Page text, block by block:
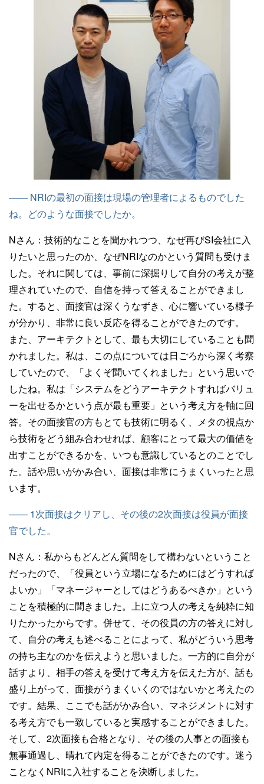
—— NRIの最初の面接は現場の管理者によるものでした
ね。どのような面接でしたか。
Nさん： 技術的なことを聞かれつつ、なぜ再びSI会社に入
りたいと思ったのか、なぜNRIなのかという質問も受けま
した。それに関しては、事前に深掘りして自分の考えが整
理されていたので、自信を持って答えることができまし
た。すると、面接官は深くうなずき、心に響いている様子
が分かり、非常に良い反応を得ることができたのです。
また、アーキテクトとして、最も大切にしていることも聞
かれました。私は、この点については日ごろから深く考察
していたので、「よくぞ聞いてくれました」という思いで
したね。私は「システムをどうアーキテクトすればバリュ
ーを出せるかという点が最も重要」という考え方を軸に回
答。その面接官の方もとても技術に明るく、メタの視点か
ら技術をどう組み合わせれば、顧客にとって最大の価値を
出すことができるかを、いつも意識しているとのことでし
た。話や思いがかみ合い、面接は非常にうまくいったと思
います。
—— 1次面接はクリアし、その後の2次面接は役員が面接
官でした。
Nさん： 私からもどんどん質問をして構わないということ
だったので、「役員という立場になるためにはどうすれば
よいか」「マネージャーとしてはどうあるべきか」という
ことを積極的に聞きました。上に立つ人の考えを純粋に知
りたかったからです。併せて、その役員の方の答えに対し
て、自分の考えも述べることによって、私がどういう思考
の持ち主なのかを伝えようと思いました。一方的に自分が
話すより、相手の答えを受けて考え方を伝えた方が、話も
盛り上がって、面接がうまくいくのではないかと考えたの
です。結果、ここでも話がかみ合い、マネジメントに対す
る考え方でも一致していると実感することができました。
そして、2次面接も合格となり、その後の人事との面接も
無事通過し、晴れて内定を得ることができたのです。迷う
ことなくNRIに入社することを決断しました。